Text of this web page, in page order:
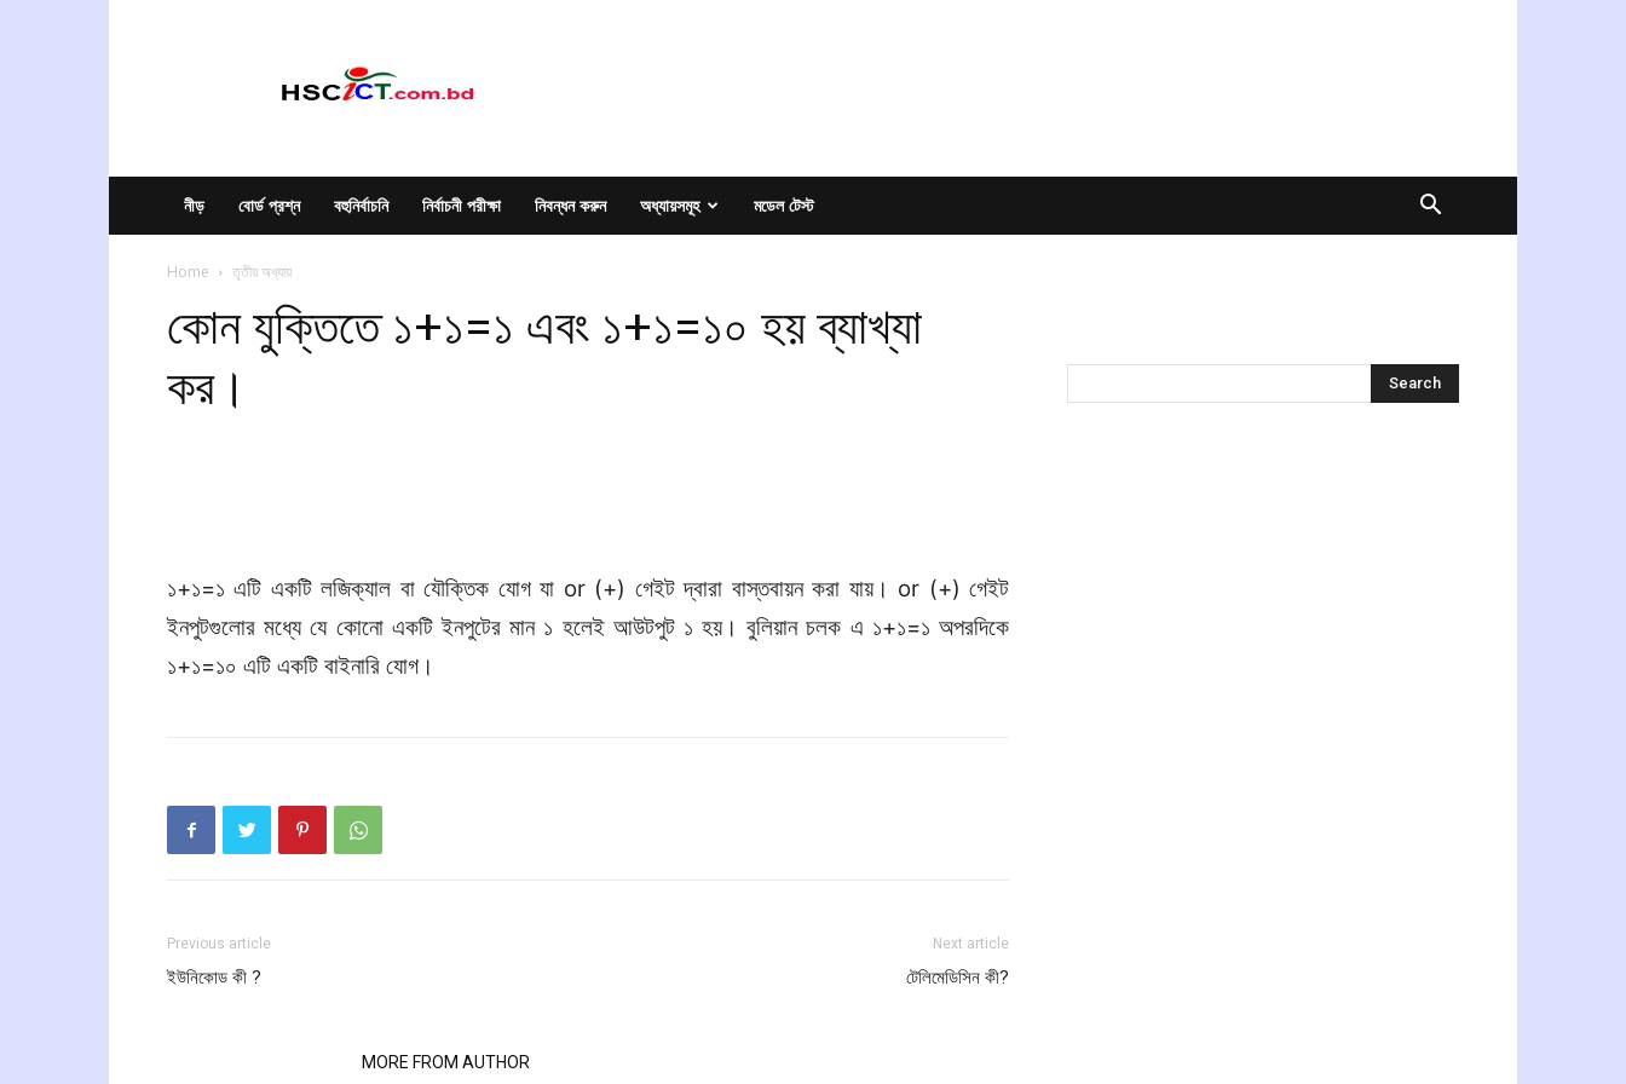
নীড় বোর্ড প্রশ্ন বহুনির্বাচনি নির্বাচনী পরীক্ষা নিবন্ধন করুন অধ্যায়সমূহ মডেল টেস্ট
Home তৃতীয় অধ্যায়
কোন যুক্তিতে ১+১=১ এবং ১+১=১০ হয় ব্যাখ্যা
কর।
১+১=১ এটি একটি লজিক্যাল বা যৌক্তিক যোগ যা or (+) গেইট দ্বারা বাস্তবায়ন করা যায়। or (+) গেইট
ইনপুটগুলোর মধ্যে যে কোনো একটি ইনপুটের মান ১ হলেই আউটপুট ১ হয়। বুলিয়ান চলক এ ১+১=১ অপরদিকে
১+১=১০ এটি একটি বাইনারি যোগ।
Previous article
ইউনিকোড কী ?
Next article
টেলিমেডিসিন কী?
MORE FROM AUTHOR